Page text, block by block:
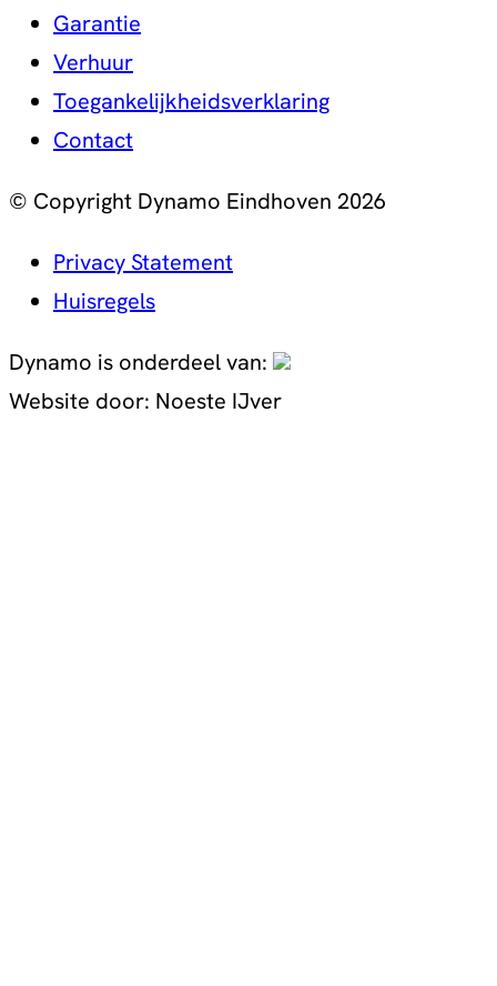
Garantie
Verhuur
Toegankelijkheidsverklaring
Contact
© Copyright Dynamo Eindhoven 2026
Privacy Statement
Huisregels
Dynamo is onderdeel van:
Website door: Noeste IJver